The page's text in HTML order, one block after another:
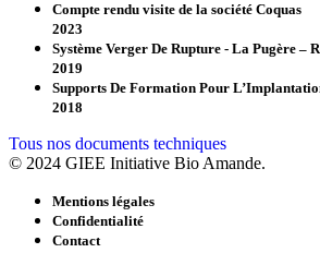
Compte rendu visite de la société Coquas
2023
Système Verger De Rupture - La Pugère –
2019
Supports De Formation Pour
2018
Tous nos documents techniques
© 2024 GIEE Initiative Bio Amande.
Mentions légales
Confidentialité
Contact